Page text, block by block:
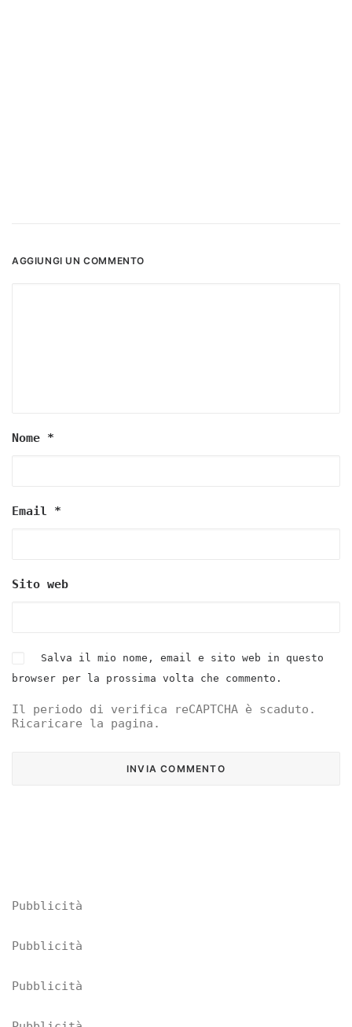
AGGIUNGI UN COMMENTO
Nome *
Email *
Sito web
Salva il mio nome, email e sito web in questo
browser per la prossima volta che commento.
Il periodo di verifica reCAPTCHA è scaduto.
Ricaricare la pagina.
Pubblicità
Pubblicità
Pubblicità